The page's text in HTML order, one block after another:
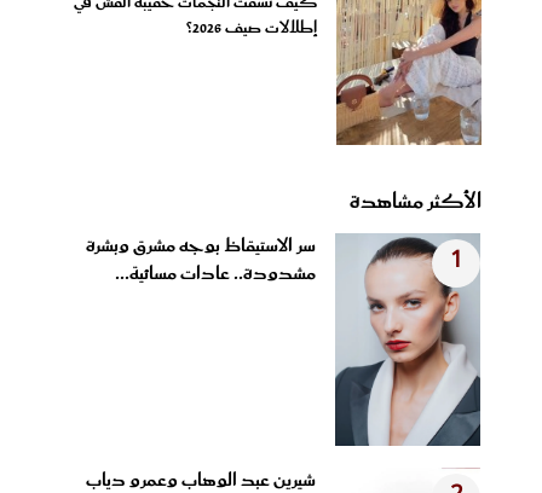
إطلالات صيف 2026؟
الأكثر مشاهدة
1
سر الاستيقاظ بوجه مشرق وبشرة
مشدودة.. عادات مسائية...
شيرين عبد الوهاب وعمرو دياب